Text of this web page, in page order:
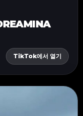
TikTok에서 열기